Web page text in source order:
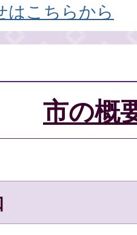
はこちらから
市の概